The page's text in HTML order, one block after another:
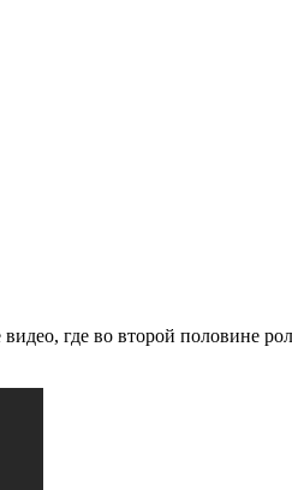
где во второй половине